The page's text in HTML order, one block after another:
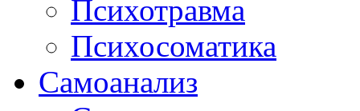
Психотравма
Психосоматика
Самоанализ